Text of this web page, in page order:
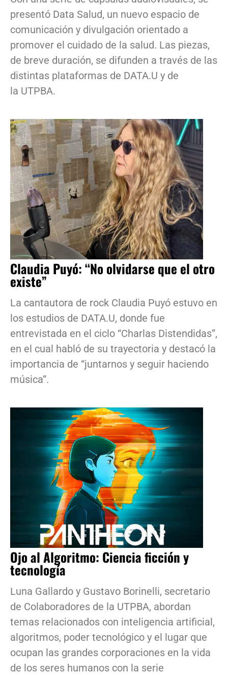
presentó Data Salud, un nuevo espacio de
comunicación y divulgación orientado a
promover el cuidado de la salud. Las piezas,
de breve duración, se difunden a través de las
distintas plataformas de DATA.U y de
la UTPBA.
Claudia Puyó: “No olvidarse que el otro
existe”
La cantautora de rock Claudia Puyó estuvo en
los estudios de DATA.U, donde fue
entrevistada en el ciclo “Charlas Distendidas”,
en el cual habló de su trayectoria y destacó la
importancia de “juntarnos y seguir haciendo
música”.
Ojo al Algoritmo: Ciencia ficción y
tecnología
Luna Gallardo y Gustavo Borinelli, secretario
de Colaboradores de la UTPBA, abordan
temas relacionados con inteligencia artificial,
algoritmos, poder tecnológico y el lugar que
ocupan las grandes corporaciones en la vida
de los seres humanos con la serie